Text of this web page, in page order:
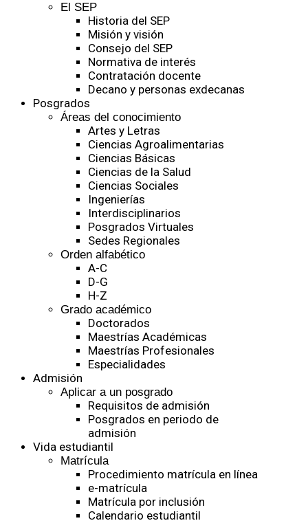
El SEP
Historia del SEP
Misión y visión
Consejo del SEP
Normativa de interés
Contratación docente
Decano y personas exdecanas
Posgrados
Áreas del conocimiento
Artes y Letras
Ciencias Agroalimentarias
Ciencias Básicas
Ciencias de la Salud
Ciencias Sociales
Ingenierías
Interdisciplinarios
Posgrados Virtuales
Sedes Regionales
Orden alfabético
A-C
D-G
H-Z
Grado académico
Doctorados
Maestrías Académicas
Maestrías Profesionales
Especialidades
Admisión
Aplicar a un posgrado
Requisitos de admisión
Posgrados en periodo de
admisión
Vida estudiantil
Matrícula
Procedimiento matrícula en línea
e-matrícula
Matrícula por inclusión
Calendario estudiantil